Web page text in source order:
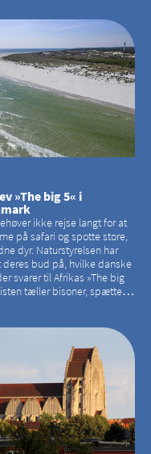
»The big 5« i
ikke rejse langt for at
på safari og spotte store,
dyr. Naturstyrelsen har
deres bud på, hvilke danske
svarer til Afrikas »The big
tæller bisoner, spættede